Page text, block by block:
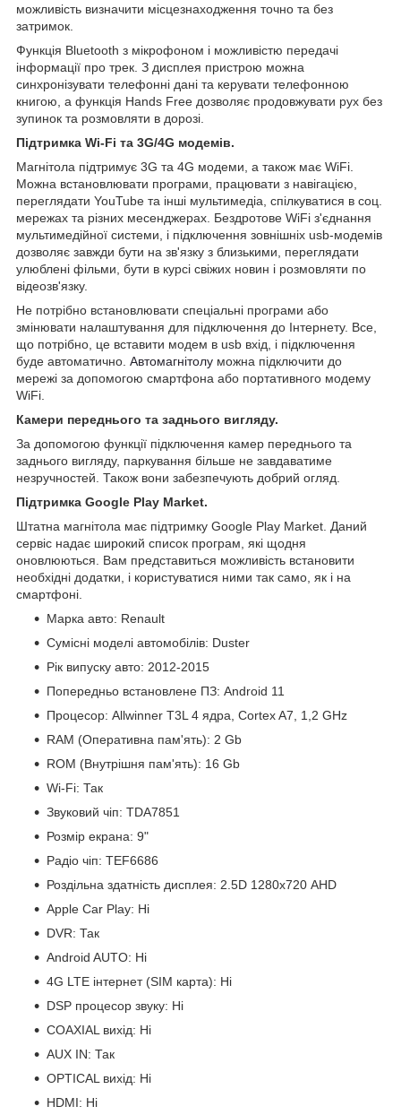
можливість визначити місцезнаходження точно та без
затримок.
Функція Bluetooth з мікрофоном і можливістю передачі
інформації про трек. З дисплея пристрою можна
синхронізувати телефонні дані та керувати телефонною
книгою, а функція Hands Free дозволяє продовжувати рух без
зупинок та розмовляти в дорозі.
Підтримка Wi-Fi та 3G/4G модемів.
Магнітола підтримує 3G та 4G модеми, а також має WiFi.
Можна встановлювати програми, працювати з навігацією,
переглядати YouTube та інші мультимедіа, спілкуватися в соц.
мережах та різних месенджерах. Бездротове WiFi з'єднання
мультимедійної системи, і підключення зовнішніх usb-модемів
дозволяє завжди бути на зв'язку з близькими, переглядати
улюблені фільми, бути в курсі свіжих новин і розмовляти по
відеозв'язку.
Не потрібно встановлювати спеціальні програми або
змінювати налаштування для підключення до Інтернету. Все,
що потрібно, це вставити модем в usb вхід, і підключення
буде автоматично. Автомагнітолу можна підключити до
мережі за допомогою смартфона або портативного модему
WiFi.
Камери переднього та заднього вигляду.
За допомогою функції підключення камер переднього та
заднього вигляду, паркування більше не завдаватиме
незручностей. Також вони забезпечують добрий огляд.
Підтримка Google Play Market.
Штатна магнітола має підтримку Google Play Market. Даний
сервіс надає широкий список програм, які щодня
оновлюються. Вам представиться можливість встановити
необхідні додатки, і користуватися ними так само, як і на
смартфоні.
Марка авто: Renault
Сумісні моделі автомобілів: Duster
Рік випуску авто: 2012-2015
Попередньо встановлене ПЗ: Android 11
Процесор: Allwinner T3L 4 ядра, Cortex A7, 1,2 GHz
RAM (Оперативна пам'ять): 2 Gb
ROM (Внутрішня пам'ять): 16 Gb
Wi-Fi: Так
Звуковий чіп: TDA7851
Розмір екрана: 9"
Радіо чіп: TEF6686
Роздільна здатність дисплея: 2.5D 1280х720 AHD
Apple Car Play: Ні
DVR: Так
Android AUTO: Ні
4G LTE інтернет (SIM карта): Ні
DSP процесор звуку: Ні
COAXIAL вихід: Ні
AUX IN: Так
OPTICAL вихід: Ні
HDMI: Ні